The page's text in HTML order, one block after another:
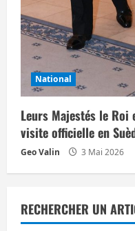
National
Leurs Majestés le Roi
visite officielle en
Geo Valin 3 Mai 2026
RECHERCHER UN